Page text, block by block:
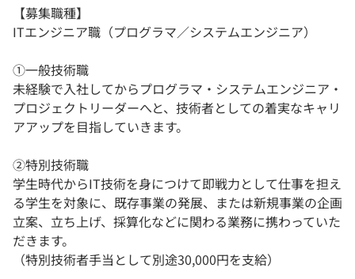
【募集職種】
ITエンジニア職（プログラマ／システムエンジニア）
①一般技術職
未経験で入社してからプログラマ・システムエンジニア・
プロジェクトリーダーへと、技術者としての着実なキャリ
アアップを目指していきます。
②特別技術職
学生時代からIT技術を身につけて即戦力として仕事を担え
る学生を対象に、既存事業の発展、または新規事業の企画
立案、立ち上げ、採算化などに関わる業務に携わっていた
だきます。
（特別技術者手当として別途30,000円を支給）